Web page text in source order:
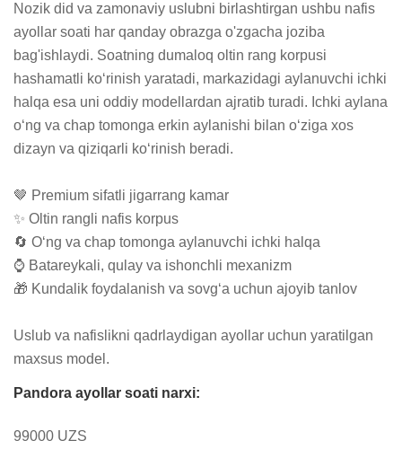
Nozik did va zamonaviy uslubni birlashtirgan ushbu nafis
ayollar soati har qanday obrazga o'zgacha joziba
bag'ishlaydi. Soatning dumaloq oltin rang korpusi
hashamatli ko‘rinish yaratadi, markazidagi aylanuvchi ichki
halqa esa uni oddiy modellardan ajratib turadi. Ichki aylana
o‘ng va chap tomonga erkin aylanishi bilan o‘ziga xos
dizayn va qiziqarli ko‘rinish beradi.
🤎 Premium sifatli jigarrang kamar
✨ Oltin rangli nafis korpus
🔄 O‘ng va chap tomonga aylanuvchi ichki halqa
⌚ Batareykali, qulay va ishonchli mexanizm
🎁 Kundalik foydalanish va sovg‘a uchun ajoyib tanlov
Uslub va nafislikni qadrlaydigan ayollar uchun yaratilgan
maxsus model.
Pandora ayollar soati narxi:
99000 UZS